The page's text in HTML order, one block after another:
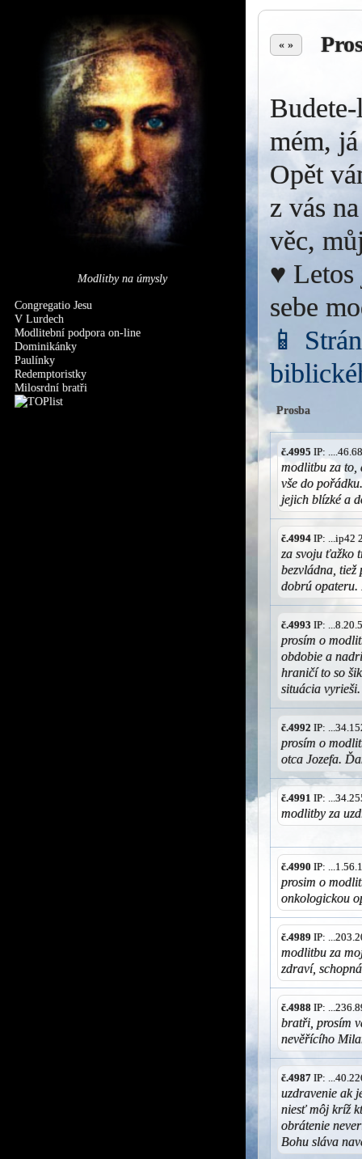
Modlitby na úmysly
Congregatio Jesu
V Lurdech
Modlitební podpora on-line
Dominikánky
Paulínky
Redemptoristky
Milosrdní bratři
« »
mém,
Opět
z vás
věc,
♥ Letos
sebe
📱
Prosba
č.4995 IP:
modlitbu za to,
vše do
jejich blízké a
č.4994 IP: ...ip42
za svoju ťažko
bezvládna,
dobrú opateru.
č.4993 IP:
prosím o
obdobie a
hraničí to so
situácia
č.4992 IP:
prosím o
otca Jozefa.
č.4991 IP:
modlitby za
č.4990 IP:
prosim o
onkologickou
č.4989 IP:
modlitbu za
zdraví,
č.4988 IP:
bratři, prosím
nevěřícího
č.4987 IP:
uzdravenie ak
niesť môj kríž
obrátenie
Bohu sláva